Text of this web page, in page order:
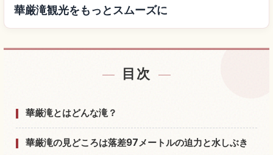
華厳滝観光をもっとスムーズに
華厳滝付近の宿を探す
華厳滝の体験を探す
目次
華厳滝とはどんな滝？
華厳滝の見どころは落差97メートルの迫力と水しぶき